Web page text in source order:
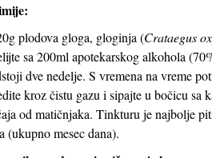
plodova gloga, gloginja (Crataegus
sa 200ml apotekarskog alkohola
dve nedelje. S vremena na vreme
kroz čistu gazu i sipajte u bočicu sa
od matičnjaka. Tinkturu je najbolje
(ukupno mesec dana).